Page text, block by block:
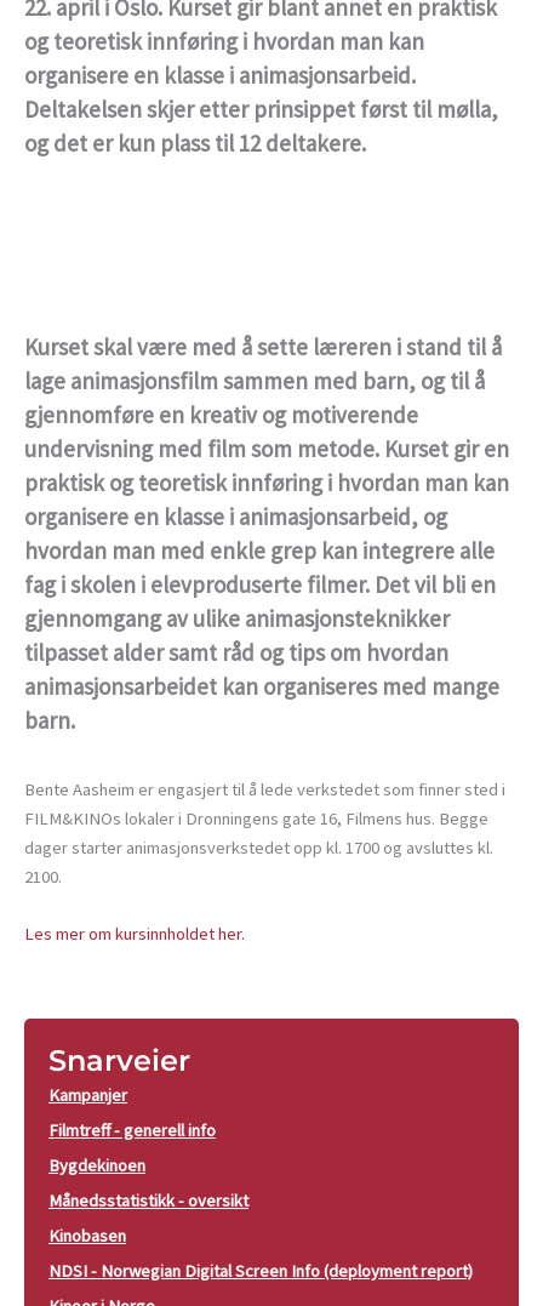
22. april i Oslo. Kurset gir blant annet en praktisk
og teoretisk innføring i hvordan man kan
organisere en klasse i animasjonsarbeid.
Deltakelsen skjer etter prinsippet først til mølla,
og det er kun plass til 12 deltakere.
Kurset skal være med å sette læreren i stand til å
lage animasjonsfilm sammen med barn, og til å
gjennomføre en kreativ og motiverende
undervisning med film som metode. Kurset gir en
praktisk og teoretisk innføring i hvordan man kan
organisere en klasse i animasjonsarbeid, og
hvordan man med enkle grep kan integrere alle
fag i skolen i elevproduserte filmer. Det vil bli en
gjennomgang av ulike animasjonsteknikker
tilpasset alder samt råd og tips om hvordan
animasjonsarbeidet kan organiseres med mange
barn.
Bente Aasheim er engasjert til å lede verkstedet som finner sted i
FILM&KINOs lokaler i Dronningens gate 16, Filmens hus. Begge
dager starter animasjonsverkstedet opp kl. 1700 og avsluttes kl.
2100.
Les mer om kursinnholdet her.
Snarveier
Kampanjer
Filmtreff - generell info
Bygdekinoen
Månedsstatistikk - oversikt
Kinobasen
NDSI - Norwegian Digital Screen Info (deployment report)